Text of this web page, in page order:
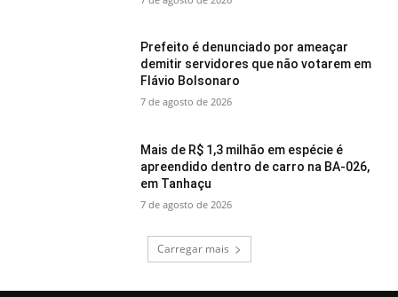
Prefeito é denunciado por ameaçar
demitir servidores que não votarem em
Flávio Bolsonaro
7 de agosto de 2026
Mais de R$ 1,3 milhão em espécie é
apreendido dentro de carro na BA-026,
em Tanhaçu
7 de agosto de 2026
Carregar mais